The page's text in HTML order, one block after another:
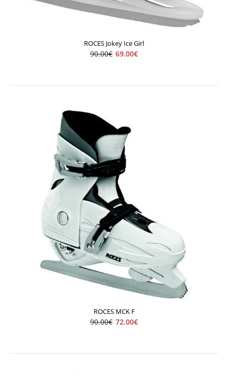
Detské ľadové korčule nastaviteľné. “Growth compensator”
ROCES Jokey Ice Girl
90.00€
69.00€
shel..
ROCES Jokey Ice Girl
90.00€ 69.00€
ROCES MCK F
90.00€ 72.00€